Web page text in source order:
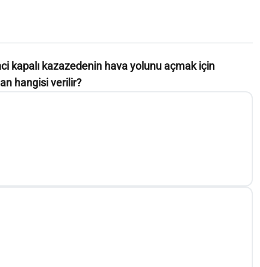
kapalı kazazedenin hava yolunu açmak için
hangisi verilir?